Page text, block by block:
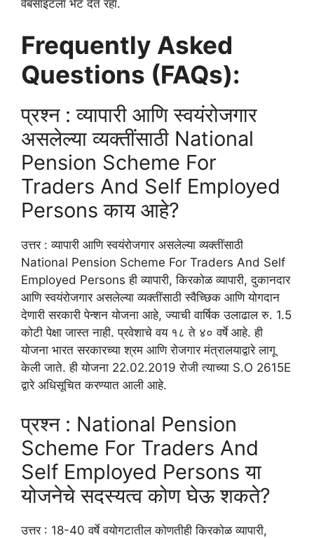
वेबसाइटला भेट देत रहा.
Frequently Asked
Questions (FAQs):
प्रश्न : व्यापारी आणि स्वयंरोजगार
असलेल्या व्यक्तींसाठी National
Pension Scheme For
Traders And Self Employed
Persons काय आहे?
उत्तर : व्यापारी आणि स्वयंरोजगार असलेल्या व्यक्तींसाठी
National Pension Scheme For Traders And Self
Employed Persons ही व्यापारी, किरकोळ व्यापारी, दुकानदार
आणि स्वयंरोजगार असलेल्या व्यक्तींसाठी स्वैच्छिक आणि योगदान
देणारी सरकारी पेन्शन योजना आहे, ज्याची वार्षिक उलाढाल रु. 1.5
कोटी पेक्षा जास्त नाही. प्रवेशाचे वय १८ ते ४० वर्षे आहे. ही
योजना भारत सरकारच्या श्रम आणि रोजगार मंत्रालयाद्वारे लागू
केली जाते. ही योजना 22.02.2019 रोजी त्याच्या S.O 2615E
द्वारे अधिसूचित करण्यात आली आहे.
प्रश्न : National Pension
Scheme For Traders And
Self Employed Persons या
योजनेचे सदस्यत्व कोण घेऊ शकते?
उत्तर : 18-40 वर्षे वयोगटातील कोणतीही किरकोळ व्यापारी,